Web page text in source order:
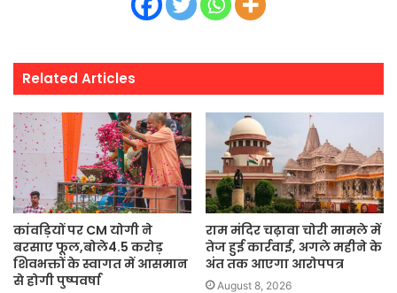
Related Articles
कांवड़ियों पर CM योगी ने
बरसाए फूल,बोले4.5 करोड़
शिवभक्तों के स्वागत में आसमान
से होगी पुष्पवर्षा
राम मंदिर चढ़ावा चोरी मामले में
तेज हुई कार्रवाई, अगले महीने के
अंत तक आएगा आरोपपत्र
August 8, 2026